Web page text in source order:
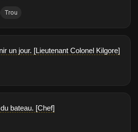
Trou
un jour. [Lieutenant Colonel Kilgore]
bateau. [Chef]